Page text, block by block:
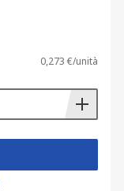
0,273 €/unità